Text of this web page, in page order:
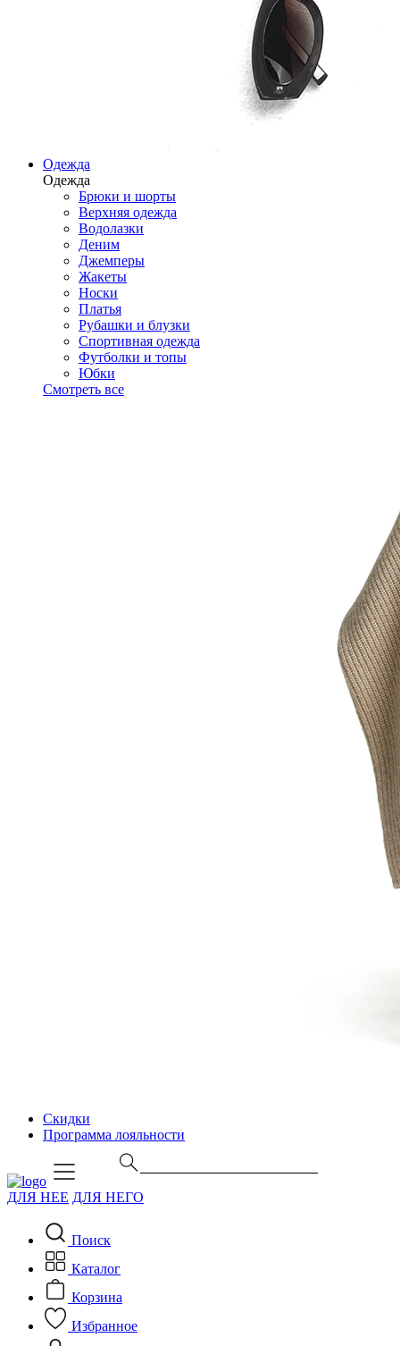
Одежда
Одежда
Брюки и шорты
Верхняя одежда
Водолазки
Деним
Джемперы
Жакеты
Носки
Платья
Рубашки и блузки
Спортивная одежда
Футболки и топы
Юбки
Смотреть все
Скидки
Программа лояльности
ДЛЯ НЕЕ ДЛЯ НЕГО
Поиск
Каталог
Корзина
Избранное